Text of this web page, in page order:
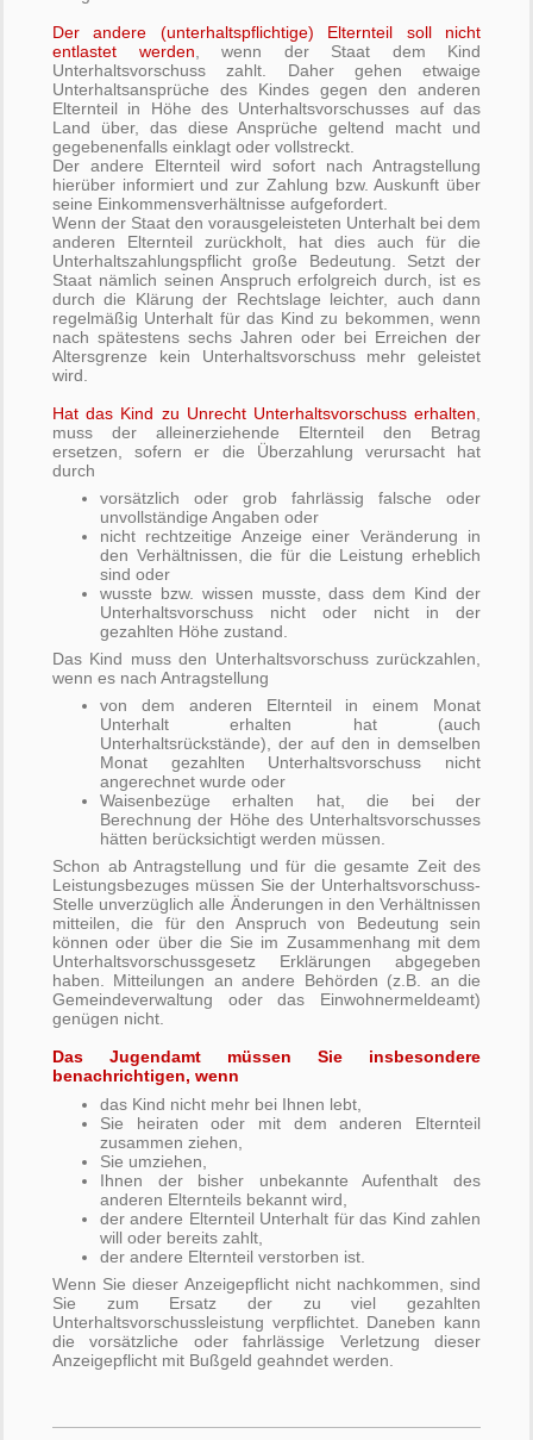
Der andere (unterhaltspflichtige) Elternteil soll nicht
entlastet werden , wenn der Staat dem Kind
Unterhaltsvorschuss zahlt. Daher gehen etwaige
Unterhaltsansprüche des Kindes gegen den anderen
Elternteil in Höhe des Unterhaltsvorschusses auf das
Land über, das diese Ansprüche geltend macht und
gegebenenfalls einklagt oder vollstreckt.
Der andere Elternteil wird sofort nach Antragstellung
hierüber informiert und zur Zahlung bzw. Auskunft über
seine Einkommensverhältnisse aufgefordert.
Wenn der Staat den vorausgeleisteten Unterhalt bei dem
anderen Elternteil zurückholt, hat dies auch für die
Unterhaltszahlungspflicht große Bedeutung. Setzt der
Staat nämlich seinen Anspruch erfolgreich durch, ist es
durch die Klärung der Rechtslage leichter, auch dann
regelmäßig Unterhalt für das Kind zu bekommen, wenn
nach spätestens sechs Jahren oder bei Erreichen der
Altersgrenze kein Unterhaltsvorschuss mehr geleistet
wird.
Hat das Kind zu Unrecht Unterhaltsvorschuss erhalten
muss der alleinerziehende Elternteil den Betrag
ersetzen, sofern er die Überzahlung verursacht hat
durch
vorsätzlich oder grob fahrlässig falsche oder
unvollständige Angaben oder
nicht rechtzeitige Anzeige einer Veränderung in
den Verhältnissen, die für die Leistung erheblich
sind oder
wusste bzw. wissen musste, dass dem Kind der
Unterhaltsvorschuss nicht oder nicht in der
gezahlten Höhe zustand.
Das Kind muss den Unterhaltsvorschuss zurückzahlen,
wenn es nach Antragstellung
von dem anderen Elternteil in einem Monat
Unterhalt erhalten hat (auch
Unterhaltsrückstände), der auf den in demselben
Monat gezahlten Unterhaltsvorschuss nicht
angerechnet wurde oder
Waisenbezüge erhalten hat, die bei der
Berechnung der Höhe des Unterhaltsvorschusses
hätten berücksichtigt werden müssen.
Schon ab Antragstellung und für die gesamte Zeit des
Leistungsbezuges müssen Sie der Unterhaltsvorschuss-
Stelle unverzüglich alle Änderungen in den Verhältnissen
mitteilen, die für den Anspruch von Bedeutung sein
können oder über die Sie im Zusammenhang mit dem
Unterhaltsvorschussgesetz Erklärungen abgegeben
haben. Mitteilungen an andere Behörden (z.B. an die
Gemeindeverwaltung oder das Einwohnermeldeamt)
genügen nicht.
Das Jugendamt müssen Sie insbesondere
benachrichtigen, wenn
das Kind nicht mehr bei Ihnen lebt,
Sie heiraten oder mit dem anderen Elternteil
zusammen ziehen,
Sie umziehen,
Ihnen der bisher unbekannte Aufenthalt des
anderen Elternteils bekannt wird,
der andere Elternteil Unterhalt für das Kind zahlen
will oder bereits zahlt,
der andere Elternteil verstorben ist.
Wenn Sie dieser Anzeigepflicht nicht nachkommen, sind
Sie zum Ersatz der zu viel gezahlten
Unterhaltsvorschussleistung verpflichtet. Daneben kann
die vorsätzliche oder fahrlässige Verletzung dieser
Anzeigepflicht mit Bußgeld geahndet werden.